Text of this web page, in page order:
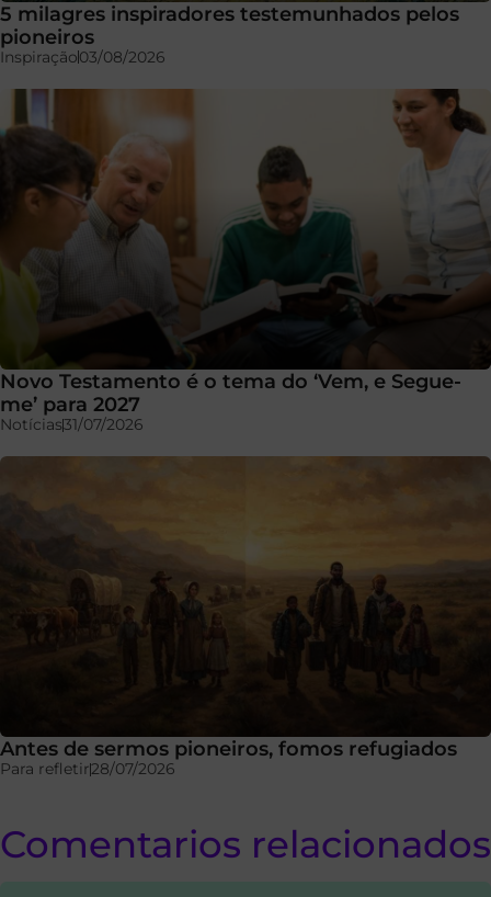
5 milagres inspiradores testemunhados pelos
pioneiros
Inspiração03/08/2026
Novo Testamento é o tema do ‘Vem, e Segue-
me’ para 2027
Notícias31/07/2026
Antes de sermos pioneiros, fomos refugiados
Para refletir28/07/2026
Comentarios relacionados